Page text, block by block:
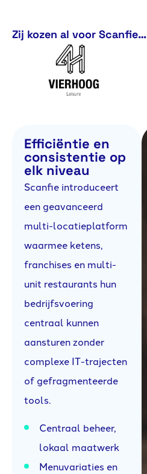
Zij kozen al voor Scanfie…
Efficiëntie en
consistentie op
elk niveau
Scanfie introduceert
een geavanceerd
multi-locatieplatform
waarmee ketens,
franchises en multi-
unit restaurants hun
bedrijfsvoering
centraal kunnen
aansturen zonder
complexe IT-trajecten
of gefragmenteerde
tools.
Centraal beheer,
lokaal maatwerk
Menuvariaties en